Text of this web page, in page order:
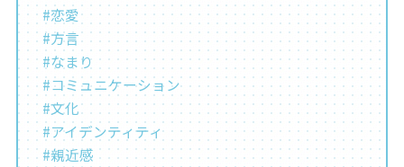
#恋愛
#方言
#なまり
#コミュニケーション
#文化
#アイデンティティ
#親近感